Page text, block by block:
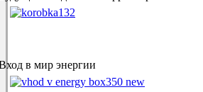
в мир энергии